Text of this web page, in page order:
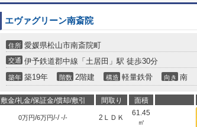
エヴァグリーン南斎院
住所 愛媛県松山市南斎院町
交通 伊予鉄道郡中線「土居田」駅 徒歩30分
築年 築19年 階数 2階建 構造 軽量鉄骨 向き 南
敷金/礼金/保証金/償却/敷引 間取り 面積
0万円/6万円/-/-/- 2ＬＤＫ
61.45
㎡